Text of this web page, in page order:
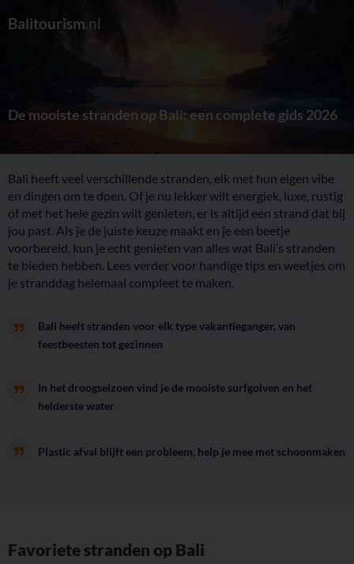
Balitourism.nl
De mooiste stranden op Bali: een complete gids 2026
Bali heeft veel verschillende stranden, elk met hun eigen vibe
en dingen om te doen. Of je nu lekker wilt energiek, luxe, rustig
of met het hele gezin wilt genieten, er is altijd een strand dat bij
jou past. Als je de juiste keuze maakt en je een beetje
voorbereid, kun je echt genieten van alles wat Bali’s stranden
te bieden hebben. Lees verder voor handige tips en weetjes om
je stranddag helemaal compleet te maken.
Bali heeft stranden voor elk type vakantieganger, van
feestbeesten tot gezinnen
In het droogseizoen vind je de mooiste surfgolven en het
helderste water
Plastic afval blijft een probleem, help je mee met schoonmaken
Favoriete stranden op Bali